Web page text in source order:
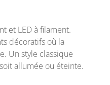
et LED à filament.
décoratifs où la
Un style classique
allumée ou éteinte.